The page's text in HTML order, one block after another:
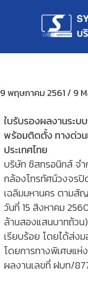
9 พฤษภาคม 2561 / 9
ใบรับรองผลงานระบ
พร้อมติดตั้ง ทางด่วน
ประเทศไทย
บริษัท ซิสทรอนิกส์ จำ
กล้องโทรทัศน์วงจร
เฉลิมมหานคร ตาม
วันที่ 15 สิงหาคม
ล้านสองแสนบาทถ้วน
เรียบร้อย โดยได้ส่งม
โดยการทางพิเศษแห่
ผลงานเลขที่ ฝบท/